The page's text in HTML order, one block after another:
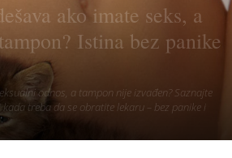
ako imate seks, a
Istina bez panike
odnos, a tampon nije izvađen? Saznajte
treba da se obratite lekaru – bez panike i